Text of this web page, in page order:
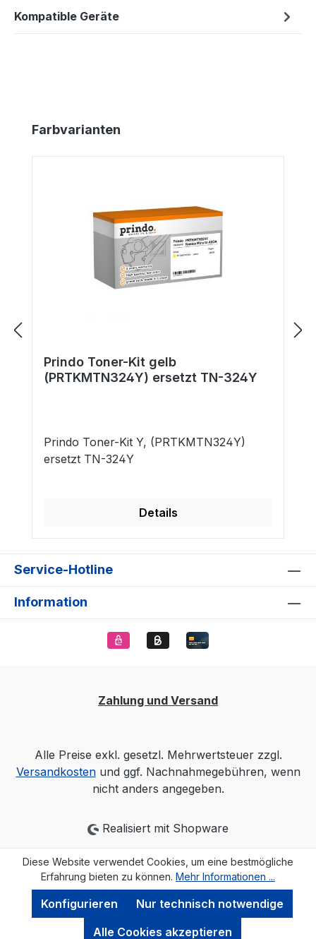
Kompatible Geräte
Produktgalerie überspringen
Farbvarianten
Prindo Toner-Kit gelb
(PRTKMTN324Y) ersetzt TN-324Y
Prindo Toner-Kit Y, (PRTKMTN324Y)
ersetzt TN-324Y
Details
Service-Hotline
Information
Zahlung und Versand
Alle Preise exkl. gesetzl. Mehrwertsteuer zzgl.
Versandkostenund ggf. Nachnahmegebühren, wenn
nicht anders angegeben.
Realisiert mit Shopware
Diese Website verwendet Cookies, um eine bestmögliche
Erfahrung bieten zu können. Mehr Informationen ...
Nur technisch notwendige
Konfigurieren
Alle Cookies akzeptieren